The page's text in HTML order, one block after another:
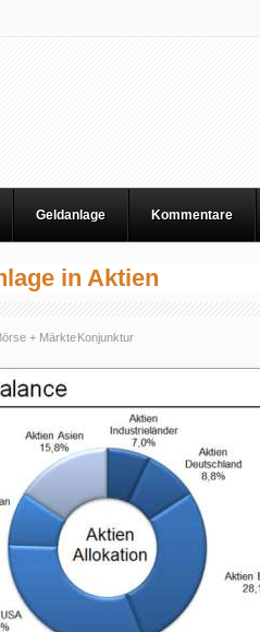
Geldanlage Kommentare
in Aktien
+ MärkteKonjunktur